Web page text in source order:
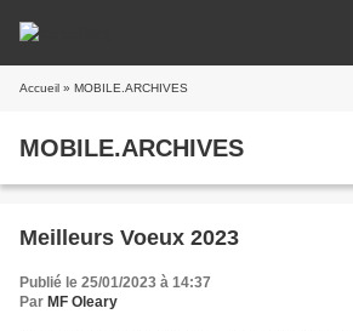
Accueil » MOBILE.ARCHIVES
MOBILE.ARCHIVES
Meilleurs Voeux 2023
Publié le 25/01/2023 à 14:37
Par MF Oleary